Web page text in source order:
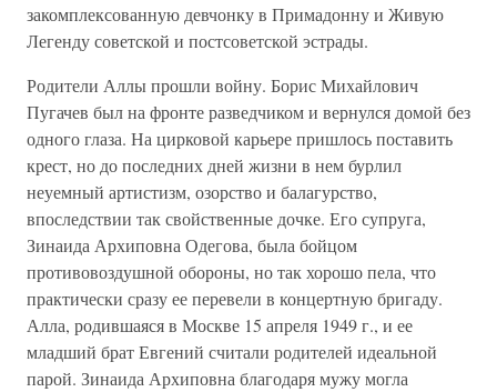
закомплексованную девчонку в Примадонну и Живую
Легенду советской и постсоветской эстрады.
Родители Аллы прошли войну. Борис Михайлович
Пугачев был на фронте разведчиком и вернулся домой без
одного глаза. На цирковой карьере пришлось поставить
крест, но до последних дней жизни в нем бурлил
неуемный артистизм, озорство и балагурство,
впоследствии так свойственные дочке. Его супруга,
Зинаида Архиповна Одегова, была бойцом
противовоздушной обороны, но так хорошо пела, что
практически сразу ее перевели в концертную бригаду.
Алла, родившаяся в Москве 15 апреля 1949 г., и ее
младший брат Евгений считали родителей идеальной
парой. Зинаида Архиповна благодаря мужу могла